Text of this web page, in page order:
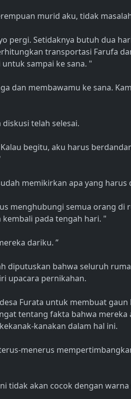
murid aku, tidak
pergi. Setidaknya butuh dua
transportasi Farufa
sampai ke sana. "
dan membawamu ke sana.
telah selesai.
begitu, aku harus
memikirkan apa yang harus
menghubungi semua orang
kembali pada tengah hari. "
dariku. ”
diputuskan bahwa seluruh
upacara pernikahan.
Furata untuk membuat
tentang fakta bahwa mereka
kanakan dalam hal ini.
menerus
tidak akan cocok dengan